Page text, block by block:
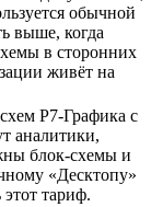
обычной
выше, когда
в сторонних
живёт на
Р7-Графика с
аналитики,
блок-схемы и
«Десктопу»
этот тариф.